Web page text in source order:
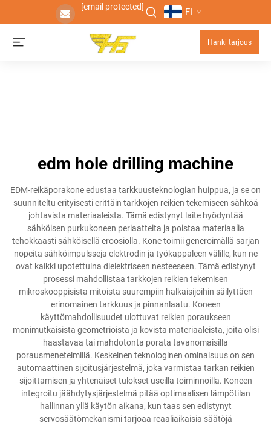
[email protected] FI
Hanki tarjous
edm hole drilling machine
EDM-reikäporakone edustaa tarkkuusteknologian huippua, ja se on
suunniteltu erityisesti erittäin tarkkojen reikien tekemiseen sähköä
johtavista materiaaleista. Tämä edistynyt laite hyödyntää
sähköisen purkukoneen periaatteita ja poistaa materiaalia
tehokkaasti sähköisellä eroosiolla. Kone toimii generoimällä sarjan
nopeita sähköimpulsseja elektrodin ja työkappaleen välille, kun ne
ovat kaikki upotettuina dielektriseen nesteeseen. Tämä edistynyt
prosessi mahdollistaa tarkkojen reikien tekemisen
mikroskooppisista mitoista suurempiin halkaisijoihin säilyttäen
erinomainen tarkkuus ja pinnanlaatu. Koneen
käyttömahdollisuudet ulottuvat reikien poraukseen
monimutkaisista geometrioista ja kovista materiaaleista, joita olisi
haastavaa tai mahdotonta porata tavanomaisilla
porausmenetelmillä. Keskeinen teknologinen ominaisuus on sen
automaattinen sijoitusjärjestelmä, joka varmistaa tarkan reikien
sijoittamisen ja yhtenäiset tulokset useilla toiminnoilla. Koneen
integroitu jäähdytysjärjestelmä pitää optimaalisen lämpötilan
hallinnan yllä käytön aikana, kun taas sen edistynyt
servosäätömekanismi tarjoaa reaaliaikaisia säätöjä